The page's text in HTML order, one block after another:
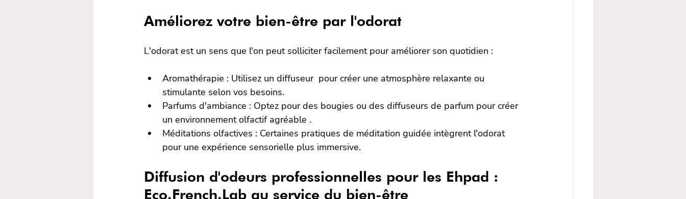
Améliorez votre bien-être par l'odorat
L'odorat est un sens que l'on peut solliciter facilement pour améliorer son quotidien :
Aromathérapie : Utilisez un diffuseur  pour créer une atmosphère relaxante ou
stimulante selon vos besoins.
Parfums d'ambiance : Optez pour des bougies ou des diffuseurs de parfum pour créer
un environnement olfactif agréable .
Méditations olfactives : Certaines pratiques de méditation guidée intègrent l'odorat
pour une expérience sensorielle plus immersive.
Diffusion d'odeurs professionnelles pour les Ehpad :
Eco.French.Lab au service du bien-être